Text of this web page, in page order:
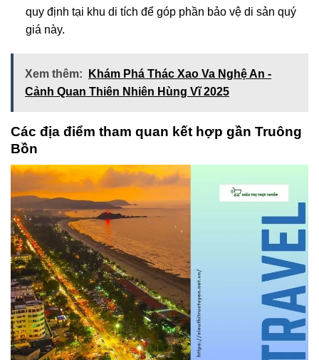
quy định tại khu di tích để góp phần bảo vệ di sản quý
giá này.
Xem thêm:
Khám Phá Thác Xao Va Nghệ An -
Cảnh Quan Thiên Nhiên Hùng Vĩ 2025
Các địa điểm tham quan kết hợp gần Truông
Bồn